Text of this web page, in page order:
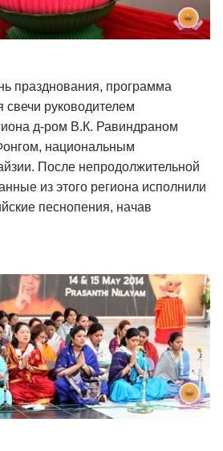
празднования, программа
свечи руководителем
д-ром В.К. Равиндраном
национальным
После непродолжительной
из этого региона исполнили
песнопения, начав